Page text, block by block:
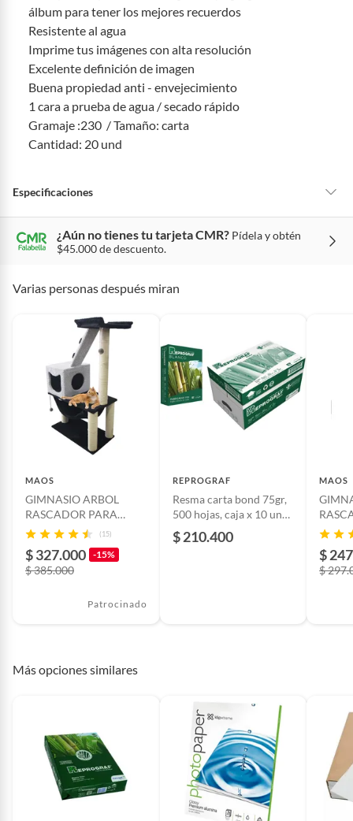
Tienes 30 días calendario
desde que recibes el producto para
pedir su devolución. Ten en cuenta que hay productos de ciertas
categorías no se pueden devolver si cambias de opinión:
Ten en cuenta que hay productos de ciertas categorías no se
pueden devolver si cambias de opinión:
personal, alimentos, bebidas, suplementos, medicamentos,
vitaminas, intangibles, licencias, eléctricos, electrodomésticos,
electrónicos, tecnología, colchones, muebles y máquinas
deportivas.
co/page/legales-informacion-legal-retail
álbum para tener los mejores recuerdos
Resistente al agua
Imprime tus imágenes con alta resolución
Excelente definición de imagen
Buena propiedad anti - envejecimiento
1 cara a prueba de agua / secado rápido
Gramaje :230 / Tamaño: carta
Cantidad: 20 und
Especificaciones
Modelo Modelo1
Color Blanco
Formato de papel
Detalle de la garantía
Todos nuestros productos
cuentan con el respaldo y la
garantía del fabricante o
cualquier falla o avería que
corresponda directamente con
la fabricación del mismo y
Material
¿Aún no tienes tu tarjeta CMR? Pídela y obtén
$45.000 de descuento.
Varias personas después miran
MAOS
GIMNASIO ARBOL
RASCADOR PARA
GATO
(15)
$ 327.000 -15%
$ 385.000
Patrocinado
REPROGRAF
Resma carta bond 75gr,
500 hojas, caja x 10 unds
reprograf
$ 210.400
MAOS
GATO
$
$
Más opciones similares